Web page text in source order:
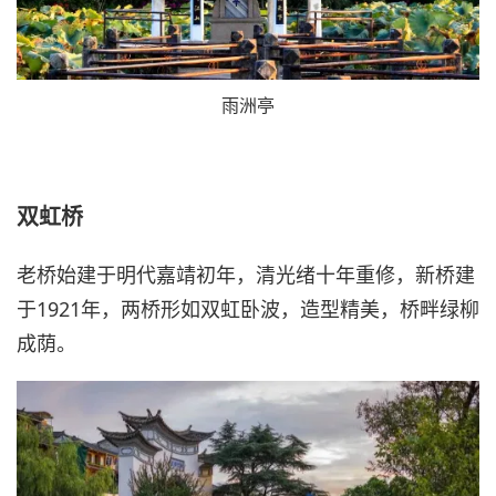
雨洲亭
双虹桥
老桥始建于明代嘉靖初年，清光绪十年重修，新桥建
于1921年，两桥形如双虹卧波，造型精美，桥畔绿柳
成荫。